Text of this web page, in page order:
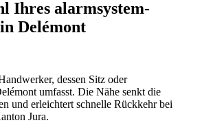
Ihres alarmsystem-
Delémont
dessen Sitz oder
umfasst. Die Nähe senkt die
und erleichtert schnelle Rückkehr bei
Jura.